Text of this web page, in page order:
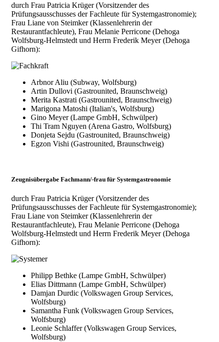
durch Frau Patricia Krüger (Vorsitzender des
Prüfungsausschusses der Fachleute für Systemgastronomie);
Frau Liane von Steimker (Klassenlehrerin der
Restaurantfachleute), Frau Melanie Perricone (Dehoga
Wolfsburg-Helmstedt und Herrn Frederik Meyer (Dehoga
Gifhorn):
Arbnor Aliu (Subway, Wolfsburg)
Artin Dullovi (Gastrounited, Braunschweig)
Merita Kastrati (Gastrounited, Braunschweig)
Marigona Matoshi (Italian's, Wolfsburg)
Gino Meyer (Lampe GmbH, Schwülper)
Thi Tram Nguyen (Arena Gastro, Wolfsburg)
Donjeta Sejdu (Gastrounited, Braunschweig)
Egzon Vishi (Gastrounited, Braunschweig)
Zeugnisübergabe Fachmann/-frau für Systemgastronomie
durch Frau Patricia Krüger (Vorsitzender des
Prüfungsausschusses der Fachleute für Systemgastronomie);
Frau Liane von Steimker (Klassenlehrerin der
Restaurantfachleute), Frau Melanie Perricone (Dehoga
Wolfsburg-Helmstedt und Herrn Frederik Meyer (Dehoga
Gifhorn):
Philipp Bethke (Lampe GmbH, Schwülper)
Elias Dittmann (Lampe GmbH, Schwülper)
Damjan Durdic (Volkswagen Group Services,
Wolfsburg)
Samantha Funk (Volkswagen Group Services,
Wolfsburg)
Leonie Schlaffer (Volkswagen Group Services,
Wolfsburg)